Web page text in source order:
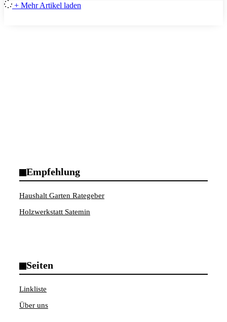
+ Mehr Artikel laden
Empfehlung
Haushalt Garten Rategeber
Holzwerkstatt Satemin
Seiten
Linkliste
Über uns